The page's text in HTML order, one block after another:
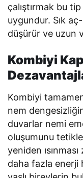
çalıştırmak bu
uygundur. Sık
düşürür ve uzun
Kombiyi
Kombiyi
nem
duvarlar nemi
oluşumunu
yeniden
daha fazla enerji